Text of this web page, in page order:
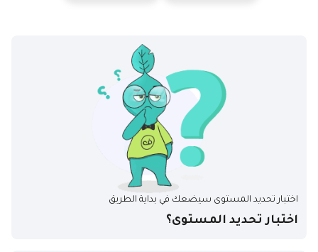
اختبار تحديد المستوى سيضعك في بداية الطريق
اختبار تحديد المستوى؟